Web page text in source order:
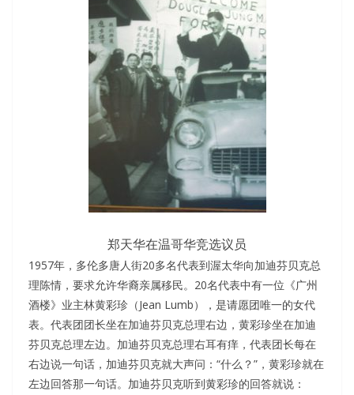
郑天华在温哥华竞选议员
1957年，多伦多唐人街20多名代表到渥太华向加迪芬贝克总
理陈情，要求允许华裔亲属移民。20名代表中有一位《广州
酒楼》业主林黄彩珍（Jean Lumb），是请愿团唯一的女代
表。代表团团长坐在加迪芬贝克总理右边，黄彩珍坐在加迪
芬贝克总理左边。加迪芬贝克总理右耳有痒，代表团长每在
右边说一句话，加迪芬贝克就大声问：“什么？”，黄彩珍就在
左边回答那一句话。加迪芬贝克听到黄彩珍的回答就说：